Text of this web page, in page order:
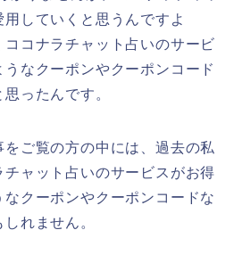
用していくと思うんですよ
コナラチャット占いのサービ
なクーポンやクーポンコード
ったんです。
ご覧の方の中には、過去の私
チャット占いのサービスがお得
クーポンやクーポンコードな
れません。